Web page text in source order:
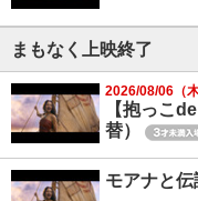
まもなく上映終了
2026/08/06（
【抱っこ
替）
モアナと